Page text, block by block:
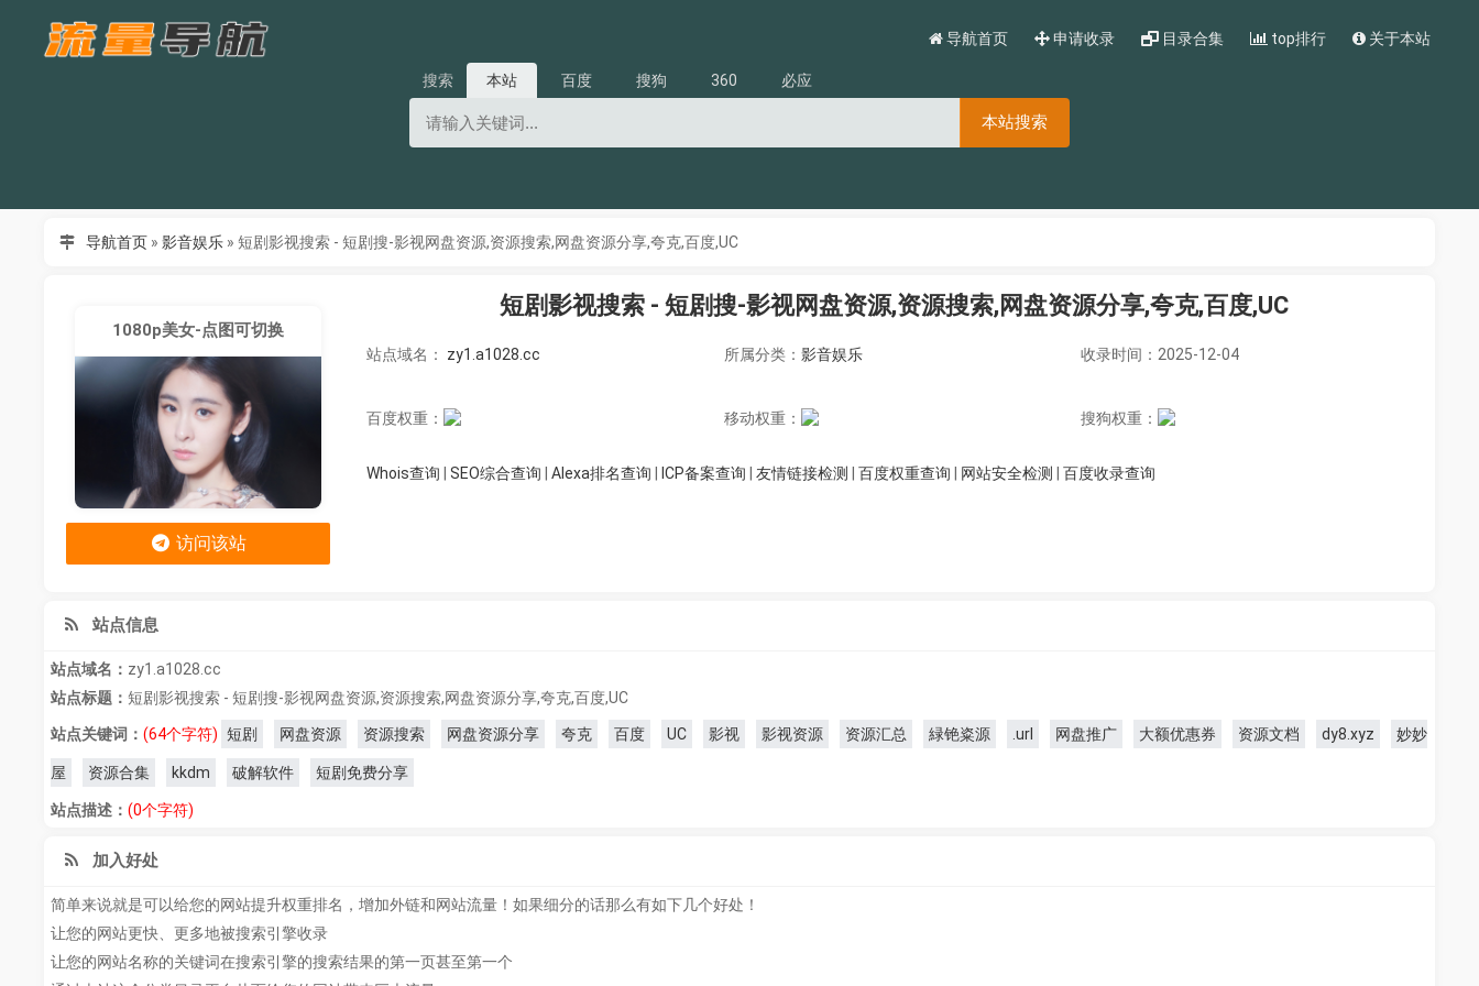
导航首页 申请收录 目录合集 top排行 关于本站
搜索 本站 百度 搜狗 360 必应
本站搜索
导航首页 » 影音娱乐 » 短剧影视搜索 - 短剧搜-影视网盘资源,资源搜索,网盘资源分享,夸克,百度,UC
短剧影视搜索 - 短剧搜-影视网盘资源,资源搜索,网盘资源分享,夸克,百度,UC
站点域名： zy1.a1028.cc 所属分类： 影音娱乐 收录时间：2025-12-04
百度权重： 移动权重： 搜狗权重：
Whois查询 SEO综合查询 Alexa排名查询 ICP备案查询 友情链接检测 百度权重查询 网站安全检测 百度收录查询
1080p美女-点图可切换
访问该站
站点信息
站点域名： zy1.a1028.cc
站点标题： 短剧影视搜索 - 短剧搜-影视网盘资源,资源搜索,网盘资源分享,夸克,百度,UC
站点关键词： (64个字符) 短剧 网盘资源 资源搜索 网盘资源分享 夸克 百度 UC 影视 影视资源 资源汇总 緑铯粢源 .url 网盘推广 大额优惠券 资源文档 dy8.xyz 妙妙
屋 资源合集 kkdm 破解软件 短剧免费分享
站点描述： (0个字符)
加入好处
简单来说就是可以给您的网站提升权重排名，增加外链和网站流量！如果细分的话那么有如下几个好处！
让您的网站更快、更多地被搜索引擎收录
让您的网站名称的关键词在搜索引擎的搜索结果的第一页甚至第一个